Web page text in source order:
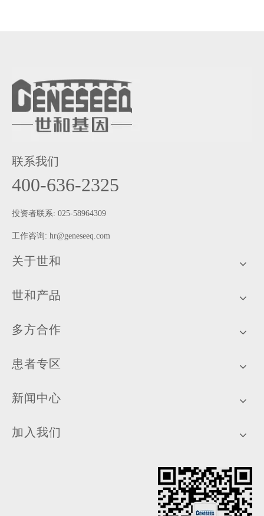
联系我们
400-636-2325
投资者联系: 025-58964309
工作咨询: hr@geneseeq.com
关于世和
世和产品
多方合作
患者专区
新闻中心
加入我们